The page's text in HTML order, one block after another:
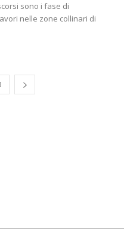
sono i fase di
nelle zone collinari di